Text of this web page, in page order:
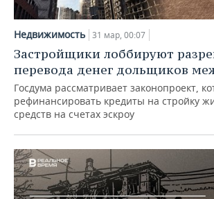
Недвижимость 31 мар, 00:07
Застройщики лоббируют
перевода денег дольщиков
Госдума рассматривает законопроект,
рефинансировать кредиты на стройку
средств на счетах эскроу